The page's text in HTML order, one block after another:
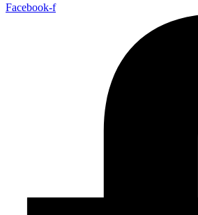
Facebook-f